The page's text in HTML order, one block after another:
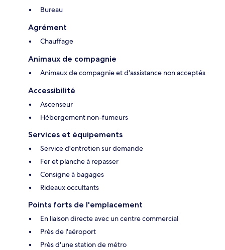
Bureau
Agrément
Chauffage
Animaux de compagnie
Animaux de compagnie et d'assistance non acceptés
Accessibilité
Ascenseur
Hébergement non-fumeurs
Services et équipements
Service d'entretien sur demande
Fer et planche à repasser
Consigne à bagages
Rideaux occultants
Points forts de l'emplacement
En liaison directe avec un centre commercial
Près de l'aéroport
Près d'une station de métro